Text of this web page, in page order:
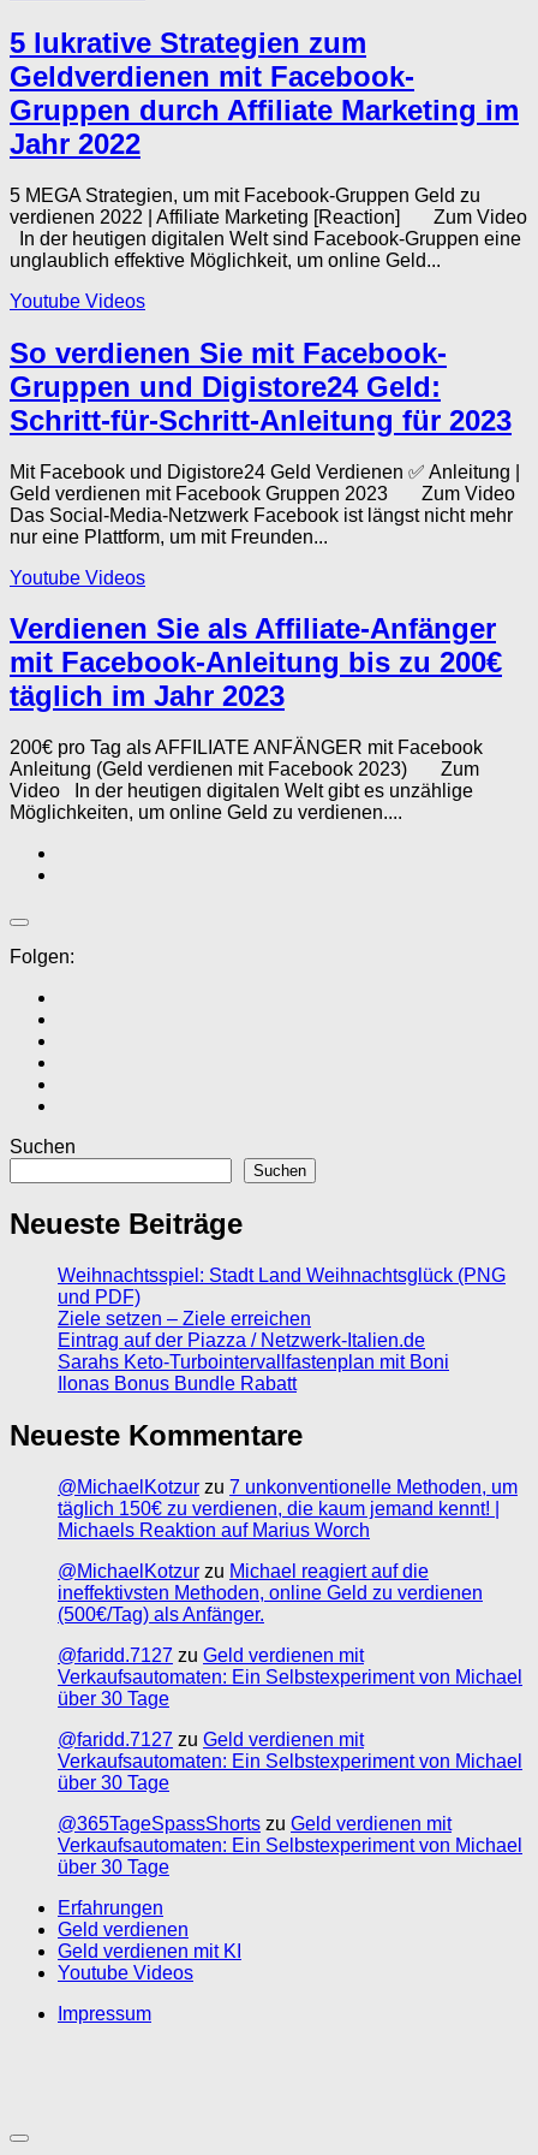
5 lukrative Strategien zum
Geldverdienen mit Facebook-
Gruppen durch Affiliate Marketing im
Jahr 2022
5 MEGA Strategien, um mit Facebook-Gruppen Geld zu
verdienen 2022 | Affiliate Marketing [Reaction] Zum Video
In der heutigen digitalen Welt sind Facebook-Gruppen eine
unglaublich effektive Möglichkeit, um online Geld...
Youtube Videos
So verdienen Sie mit Facebook-
Gruppen und Digistore24 Geld:
Schritt-für-Schritt-Anleitung für 2023
Mit Facebook und Digistore24 Geld Verdienen ✅ Anleitung |
Geld verdienen mit Facebook Gruppen 2023 Zum Video
Das Social-Media-Netzwerk Facebook ist längst nicht mehr
nur eine Plattform, um mit Freunden...
Youtube Videos
Verdienen Sie als Affiliate-Anfänger
mit Facebook-Anleitung bis zu 200€
täglich im Jahr 2023
200€ pro Tag als AFFILIATE ANFÄNGER mit Facebook
Anleitung (Geld verdienen mit Facebook 2023) Zum
Video In der heutigen digitalen Welt gibt es unzählige
Möglichkeiten, um online Geld zu verdienen....
Folgen:
Suchen
Suchen
Neueste Beiträge
Weihnachtsspiel: Stadt Land Weihnachtsglück (PNG
und PDF)
Ziele setzen – Ziele erreichen
Eintrag auf der Piazza / Netzwerk-Italien.de
Sarahs Keto-Turbointervallfastenplan mit Boni
Ilonas Bonus Bundle Rabatt
Neueste Kommentare
@MichaelKotzur zu 7 unkonventionelle Methoden, um
täglich 150€ zu verdienen, die kaum jemand kennt! |
Michaels Reaktion auf Marius Worch
@MichaelKotzur zu Michael reagiert auf die
ineffektivsten Methoden, online Geld zu verdienen
(500€/Tag) als Anfänger.
@faridd.7127 zu Geld verdienen mit
Verkaufsautomaten: Ein Selbstexperiment von Michael
über 30 Tage
@faridd.7127 zu Geld verdienen mit
Verkaufsautomaten: Ein Selbstexperiment von Michael
über 30 Tage
@365TageSpassShorts zu Geld verdienen mit
Verkaufsautomaten: Ein Selbstexperiment von Michael
über 30 Tage
Erfahrungen
Geld verdienen
Geld verdienen mit KI
Youtube Videos
Impressum